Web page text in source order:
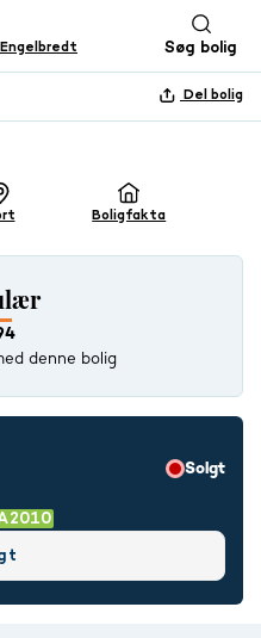
Søg bolig
Del bolig
+ 28 BILLEDER
Boligfakta
denne bolig
Solgt